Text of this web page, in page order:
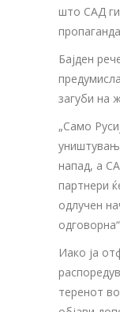
што САД ги
Бајден
загуби на
„Само
напад, а
партнери
одлучен
Иако ја
теренот